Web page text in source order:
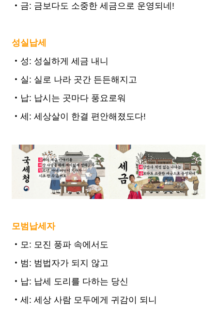
‧금: 금보다도 소중한 세금으로 운영되네!
성실납세
‧성: 성실하게 세금 내니
‧실: 실로 나라 곳간 든든해지고
‧납: 납시는 곳마다 풍요로워
‧세: 세상살이 한결 편안해졌도다!
모범납세자
‧모: 모진 풍파 속에서도
‧범: 범법자가 되지 않고
‧납: 납세 도리를 다하는 당신
‧세: 세상 사람 모두에게 귀감이 되니